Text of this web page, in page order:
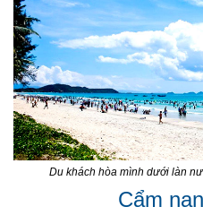
Du khách hòa mình dưới làn
Cẩm